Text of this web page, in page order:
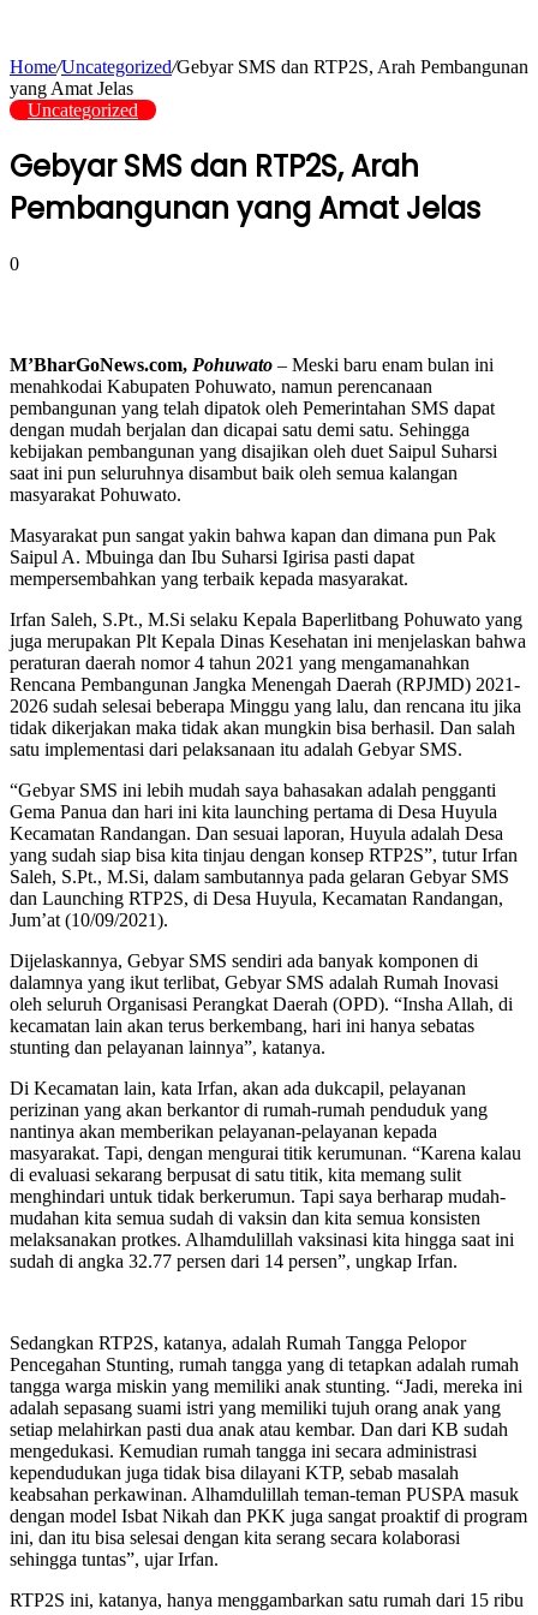
Home/Uncategorized/Gebyar SMS dan RTP2S, Arah Pembangunan
yang Amat Jelas
Uncategorized
Gebyar SMS dan RTP2S, Arah
Pembangunan yang Amat Jelas
0
M’BharGoNews.com, Pohuwato – Meski baru enam bulan ini
menahkodai Kabupaten Pohuwato, namun perencanaan
pembangunan yang telah dipatok oleh Pemerintahan SMS dapat
dengan mudah berjalan dan dicapai satu demi satu. Sehingga
kebijakan pembangunan yang disajikan oleh duet Saipul Suharsi
saat ini pun seluruhnya disambut baik oleh semua kalangan
masyarakat Pohuwato.
Masyarakat pun sangat yakin bahwa kapan dan dimana pun Pak
Saipul A. Mbuinga dan Ibu Suharsi Igirisa pasti dapat
mempersembahkan yang terbaik kepada masyarakat.
Irfan Saleh, S.Pt., M.Si selaku Kepala Baperlitbang Pohuwato yang
juga merupakan Plt Kepala Dinas Kesehatan ini menjelaskan bahwa
peraturan daerah nomor 4 tahun 2021 yang mengamanahkan
Rencana Pembangunan Jangka Menengah Daerah (RPJMD) 2021-
2026 sudah selesai beberapa Minggu yang lalu, dan rencana itu jika
tidak dikerjakan maka tidak akan mungkin bisa berhasil. Dan salah
satu implementasi dari pelaksanaan itu adalah Gebyar SMS.
“Gebyar SMS ini lebih mudah saya bahasakan adalah pengganti
Gema Panua dan hari ini kita launching pertama di Desa Huyula
Kecamatan Randangan. Dan sesuai laporan, Huyula adalah Desa
yang sudah siap bisa kita tinjau dengan konsep RTP2S”, tutur Irfan
Saleh, S.Pt., M.Si, dalam sambutannya pada gelaran Gebyar SMS
dan Launching RTP2S, di Desa Huyula, Kecamatan Randangan,
Jum’at (10/09/2021).
Dijelaskannya, Gebyar SMS sendiri ada banyak komponen di
dalamnya yang ikut terlibat, Gebyar SMS adalah Rumah Inovasi
oleh seluruh Organisasi Perangkat Daerah (OPD). “Insha Allah, di
kecamatan lain akan terus berkembang, hari ini hanya sebatas
stunting dan pelayanan lainnya”, katanya.
Di Kecamatan lain, kata Irfan, akan ada dukcapil, pelayanan
perizinan yang akan berkantor di rumah-rumah penduduk yang
nantinya akan memberikan pelayanan-pelayanan kepada
masyarakat. Tapi, dengan mengurai titik kerumunan. “Karena kalau
di evaluasi sekarang berpusat di satu titik, kita memang sulit
menghindari untuk tidak berkerumun. Tapi saya berharap mudah-
mudahan kita semua sudah di vaksin dan kita semua konsisten
melaksanakan protkes. Alhamdulillah vaksinasi kita hingga saat ini
sudah di angka 32.77 persen dari 14 persen”, ungkap Irfan.
Sedangkan RTP2S, katanya, adalah Rumah Tangga Pelopor
Pencegahan Stunting, rumah tangga yang di tetapkan adalah rumah
tangga warga miskin yang memiliki anak stunting. “Jadi, mereka ini
adalah sepasang suami istri yang memiliki tujuh orang anak yang
setiap melahirkan pasti dua anak atau kembar. Dan dari KB sudah
mengedukasi. Kemudian rumah tangga ini secara administrasi
kependudukan juga tidak bisa dilayani KTP, sebab masalah
keabsahan perkawinan. Alhamdulillah teman-teman PUSPA masuk
dengan model Isbat Nikah dan PKK juga sangat proaktif di program
ini, dan itu bisa selesai dengan kita serang secara kolaborasi
sehingga tuntas”, ujar Irfan.
RTP2S ini, katanya, hanya menggambarkan satu rumah dari 15 ribu